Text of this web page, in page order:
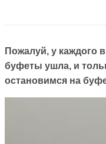
Пожалуй, у каждого
буфеты ушла, и
остановимся на